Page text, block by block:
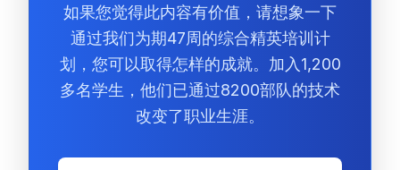
如果您觉得此内容有价值，请想象一下
通过我们为期47周的综合精英培训计
划，您可以取得怎样的成就。加入1,200
多名学生，他们已通过8200部队的技术
改变了职业生涯。